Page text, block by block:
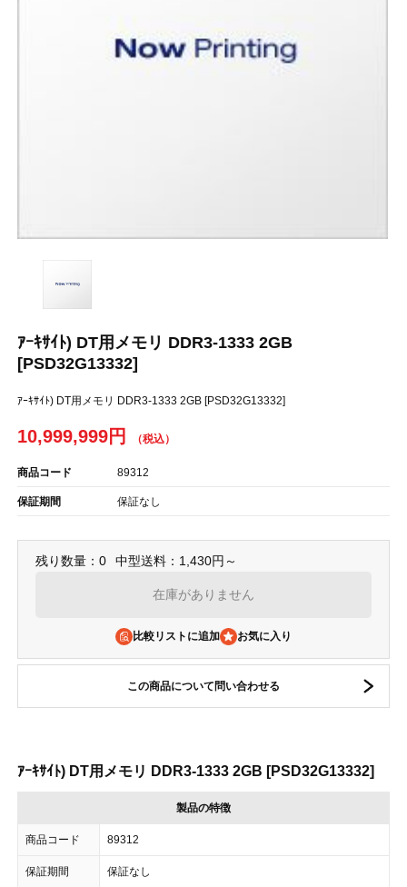
ｱｰｷｻｲﾄ) DT用メモリ DDR3-1333 2GB
[PSD32G13332]
ｱｰｷｻｲﾄ) DT用メモリ DDR3-1333 2GB [PSD32G13332]
10,999,999円
商品コード 89312
保証期間 保証なし
残り数量：0 中型送料：1,430円～
在庫がありません
比較リストに追加
この商品について問い合わせる
ｱｰｷｻｲﾄ) DT用メモリ DDR3-1333 2GB [PSD32G13332]
製品の特徴
商品コード 89312
保証期間 保証なし